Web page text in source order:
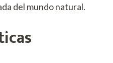
del mundo natural.